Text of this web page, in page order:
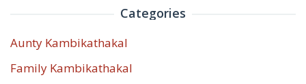
Categories
Aunty Kambikathakal
Family Kambikathakal